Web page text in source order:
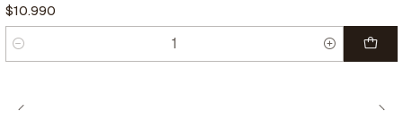
$10.990
Cantidad